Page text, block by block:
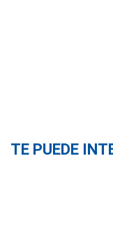
TE PUEDE